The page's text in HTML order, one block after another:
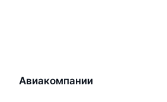
Авиакомпании